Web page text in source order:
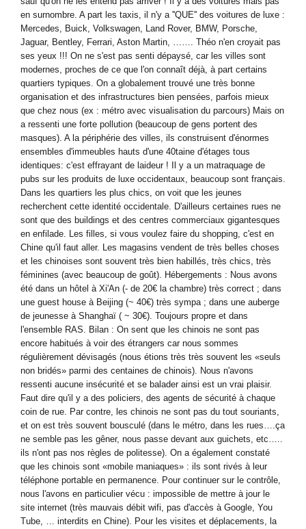
en surnombre. A part les taxis, il n'y a ''QUE'' des voitures de luxe :
Mercedes, Buick, Volkswagen, Land Rover, BMW, Porsche,
Jaguar, Bentley, Ferrari, Aston Martin, ……. Théo n'en croyait pas
ses yeux !!! On ne s'est pas senti dépaysé, car les villes sont
modernes, proches de ce que l'on connaît déjà, à part certains
quartiers typiques. On a globalement trouvé une très bonne
organisation et des infrastructures bien pensées, parfois mieux
que chez nous (ex : métro avec visualisation du parcours) Mais on
a ressenti une forte pollution (beaucoup de gens portent des
masques). A la périphérie des villes, ils construisent d'énormes
ensembles d'immeubles hauts d'une 40taine d'étages tous
identiques: c'est effrayant de laideur ! Il y a un matraquage de
pubs sur les produits de luxe occidentaux, beaucoup sont français.
Dans les quartiers les plus chics, on voit que les jeunes
recherchent cette identité occidentale. D'ailleurs certaines rues ne
sont que des buildings et des centres commerciaux gigantesques
en enfilade. Les filles, si vous voulez faire du shopping, c'est en
Chine qu'il faut aller. Les magasins vendent de très belles choses
et les chinoises sont souvent très bien habillés, très chics, très
féminines (avec beaucoup de goût). Hébergements : Nous avons
été dans un hôtel à Xi'An (- de 20€ la chambre) très correct ; dans
une guest house à Beijing (~ 40€) très sympa ; dans une auberge
de jeunesse à Shanghaï ( ~ 30€). Toujours propre et dans
l'ensemble RAS. Bilan : On sent que les chinois ne sont pas
encore habitués à voir des étrangers car nous sommes
régulièrement dévisagés (nous étions très très souvent les «seuls
non bridés» parmi des centaines de chinois). Nous n'avons
ressenti aucune insécurité et se balader ainsi est un vrai plaisir.
Faut dire qu'il y a des policiers, des agents de sécurité à chaque
coin de rue. Par contre, les chinois ne sont pas du tout souriants,
et on est très souvent bousculé (dans le métro, dans les rues….ça
ne semble pas les gêner, nous passe devant aux guichets, etc…..
ils n'ont pas nos règles de politesse). On a également constaté
que les chinois sont «mobile maniaques» : ils sont rivés à leur
téléphone portable en permanence. Pour continuer sur le contrôle,
nous l'avons en particulier vécu : impossible de mettre à jour le
site internet (très mauvais débit wifi, pas d'accès à Google, You
Tube, … interdits en Chine). Pour les visites et déplacements, la